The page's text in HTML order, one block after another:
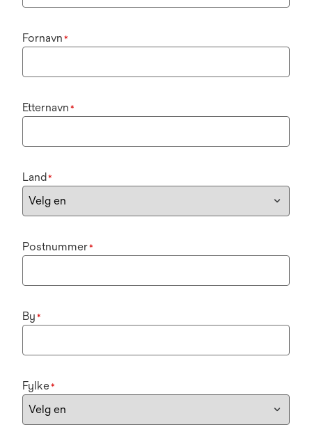
Fornavn *
Etternavn *
Land*
Postnummer*
By *
Fylke*